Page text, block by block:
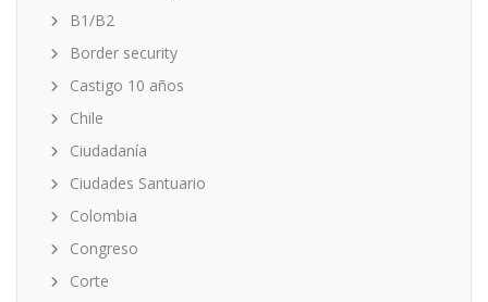
B1/B2
Border security
Castigo 10 años
Chile
Ciudadanía
Ciudades Santuario
Colombia
Congreso
Corte